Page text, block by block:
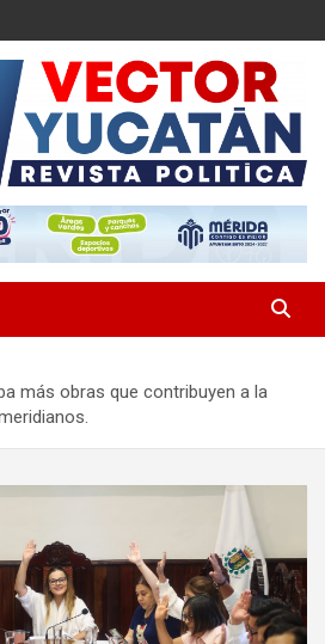
más obras que contribuyen a la